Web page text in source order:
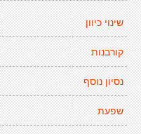
שינוי כיוון
קורבנות
נסיון נוסף
שפעת